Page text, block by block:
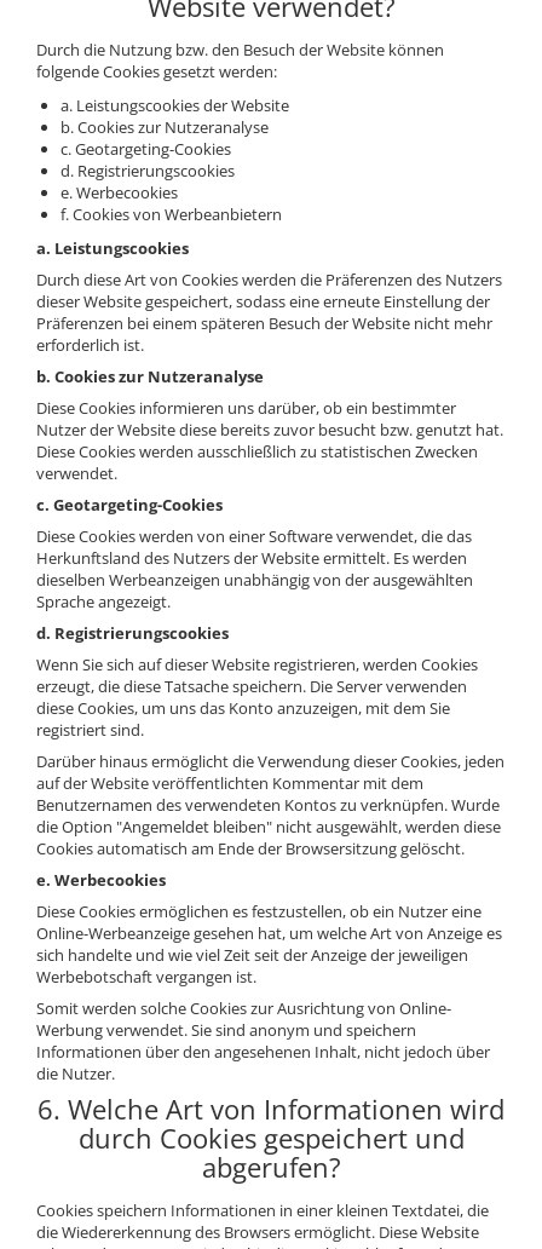
Durch die Nutzung bzw. den Besuch der Website können
folgende Cookies gesetzt werden:
a. Leistungscookies der Website
b. Cookies zur Nutzeranalyse
c. Geotargeting-Cookies
d. Registrierungscookies
e. Werbecookies
f. Cookies von Werbeanbietern
a. Leistungscookies
Durch diese Art von Cookies werden die Präferenzen des Nutzers
dieser Website gespeichert, sodass eine erneute Einstellung der
Präferenzen bei einem späteren Besuch der Website nicht mehr
erforderlich ist.
b. Cookies zur Nutzeranalyse
Diese Cookies informieren uns darüber, ob ein bestimmter
Nutzer der Website diese bereits zuvor besucht bzw. genutzt hat.
Diese Cookies werden ausschließlich zu statistischen Zwecken
verwendet.
c. Geotargeting-Cookies
Diese Cookies werden von einer Software verwendet, die das
Herkunftsland des Nutzers der Website ermittelt. Es werden
dieselben Werbeanzeigen unabhängig von der ausgewählten
Sprache angezeigt.
d. Registrierungscookies
Wenn Sie sich auf dieser Website registrieren, werden Cookies
erzeugt, die diese Tatsache speichern. Die Server verwenden
diese Cookies, um uns das Konto anzuzeigen, mit dem Sie
registriert sind.
Darüber hinaus ermöglicht die Verwendung dieser Cookies, jeden
auf der Website veröffentlichten Kommentar mit dem
Benutzernamen des verwendeten Kontos zu verknüpfen. Wurde
die Option "Angemeldet bleiben" nicht ausgewählt, werden diese
Cookies automatisch am Ende der Browsersitzung gelöscht.
e. Werbecookies
Diese Cookies ermöglichen es festzustellen, ob ein Nutzer eine
Online-Werbeanzeige gesehen hat, um welche Art von Anzeige es
sich handelte und wie viel Zeit seit der Anzeige der jeweiligen
Werbebotschaft vergangen ist.
Somit werden solche Cookies zur Ausrichtung von Online-
Werbung verwendet. Sie sind anonym und speichern
Informationen über den angesehenen Inhalt, nicht jedoch über
die Nutzer.
6. Welche Art von Informationen wird
durch Cookies gespeichert und
abgerufen?
Cookies speichern Informationen in einer kleinen Textdatei, die
die Wiedererkennung des Browsers ermöglicht. Diese Website